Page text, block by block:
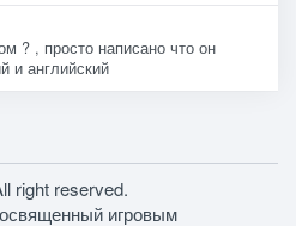
? , просто написано что он
и английский
right reserved.
игровым